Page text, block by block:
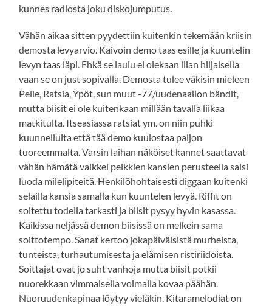
kunnes radiosta joku diskojumputus.
Vähän aikaa sitten pyydettiin kuitenkin tekemään kriisin
demosta levyarvio. Kaivoin demo taas esille ja kuuntelin
levyn taas läpi. Ehkä se laulu ei olekaan liian hiljaisella
vaan se on just sopivalla. Demosta tulee väkisin mieleen
Pelle, Ratsia, Ypöt, sun muut -77/uudenaallon bändit,
mutta biisit ei ole kuitenkaan millään tavalla liikaa
matkitulta. Itseasiassa ratsiat ym. on niin puhki
kuunnelluita että tää demo kuulostaa paljon
tuoreemmalta. Varsin laihan näköiset kannet saattavat
vähän hämätä vaikkei pelkkien kansien perusteella saisi
luoda milelipiteitä. Henkilöhohtaisesti diggaan kuitenki
selailla kansia samalla kun kuuntelen levyä. Riffit on
soitettu todella tarkasti ja biisit pysyy hyvin kasassa.
Kaikissa neljässä demon biisissä on melkein sama
soittotempo. Sanat kertoo jokapäiväisistä murheista,
tunteista, turhautumisesta ja elämisen ristiriidoista.
Soittajat ovat jo suht vanhoja mutta biisit potkii
nuorekkaan vimmaisella voimalla kovaa päähän.
Nuoruudenkapinaa löytyy vieläkin. Kitaramelodiat on